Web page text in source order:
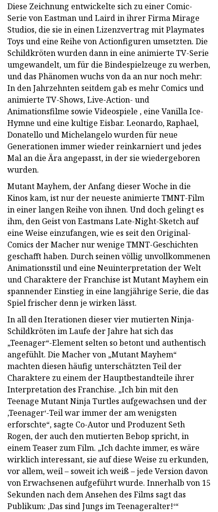
Diese Zeichnung entwickelte sich zu einer Comic-
Serie von Eastman und Laird in ihrer Firma Mirage
Studios, die sie in einen Lizenzvertrag mit Playmates
Toys und eine Reihe von Actionfiguren umsetzten. Die
Schildkröten wurden dann in eine animierte TV-Serie
umgewandelt, um für die Bindespielzeuge zu werben,
und das Phänomen wuchs von da an nur noch mehr:
In den Jahrzehnten seitdem gab es mehr Comics und
animierte TV-Shows, Live-Action- und
Animationsfilme sowie Videospiele , eine Vanilla Ice-
Hymne und eine kultige Eisbar. Leonardo, Raphael,
Donatello und Michelangelo wurden für neue
Generationen immer wieder reinkarniert und jedes
Mal an die Ära angepasst, in der sie wiedergeboren
wurden.
Mutant Mayhem, der Anfang dieser Woche in die
Kinos kam, ist nur der neueste animierte TMNT-Film
in einer langen Reihe von ihnen. Und doch gelingt es
ihm, den Geist von Eastmans Late-Night-Sketch auf
eine Weise einzufangen, wie es seit den Original-
Comics der Macher nur wenige TMNT-Geschichten
geschafft haben. Durch seinen völlig unvollkommenen
Animationsstil und eine Neuinterpretation der Welt
und Charaktere der Franchise ist Mutant Mayhem ein
spannender Einstieg in eine langjährige Serie, die das
Spiel frischer denn je wirken lässt.
In all den Iterationen dieser vier mutierten Ninja-
Schildkröten im Laufe der Jahre hat sich das
„Teenager“-Element selten so betont und authentisch
angefühlt. Die Macher von „Mutant Mayhem“
machten diesen häufig unterschätzten Teil der
Charaktere zu einem der Hauptbestandteile ihrer
Interpretation des Franchise. „Ich bin mit den
Teenage Mutant Ninja Turtles aufgewachsen und der
‚Teenager‘-Teil war immer der am wenigsten
erforschte“, sagte Co-Autor und Produzent Seth
Rogen, der auch den mutierten Bebop spricht, in
einem Teaser zum Film. „Ich dachte immer, es wäre
wirklich interessant, sie auf diese Weise zu erkunden,
vor allem, weil – soweit ich weiß – jede Version davon
von Erwachsenen aufgeführt wurde. Innerhalb von 15
Sekunden nach dem Ansehen des Films sagt das
Publikum: ‚Das sind Jungs im Teenageralter!‘“